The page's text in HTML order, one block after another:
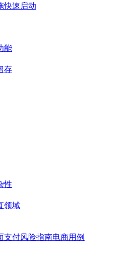
快速启动
能
存
性
领域
支付风险指南电商用例